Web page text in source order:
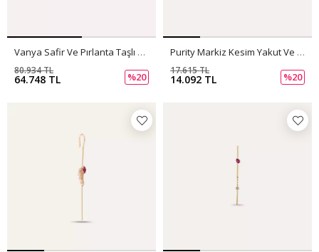
Vanya Safir Ve Pırlanta Taşlı Beyaz Altın Küpe
64.748 TL
80.934 TL
%20
Purity Markiz Kesim Yakut Ve Pırlanta Taşlı Tek Küpe
14.092 TL
17.615 TL
%20